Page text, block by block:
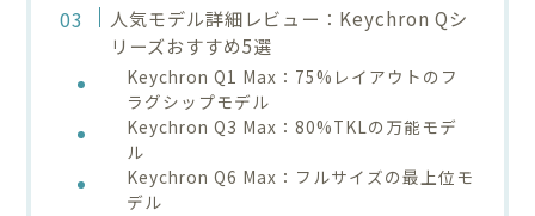
人気モデル詳細レビュー：Keychron Qシ
リーズおすすめ5選
Keychron Q1 Max：75%レイアウトのフ
ラグシップモデル
Keychron Q3 Max：80%TKLの万能モデ
ル
Keychron Q6 Max：フルサイズの最上位モ
デル